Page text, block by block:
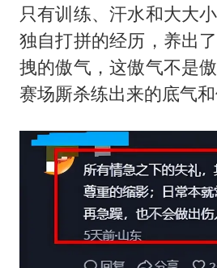
只有训练、汗水和大大
独自打拼的经历，养出
拽的傲气，这傲气不是
赛场厮杀练出来的底气和